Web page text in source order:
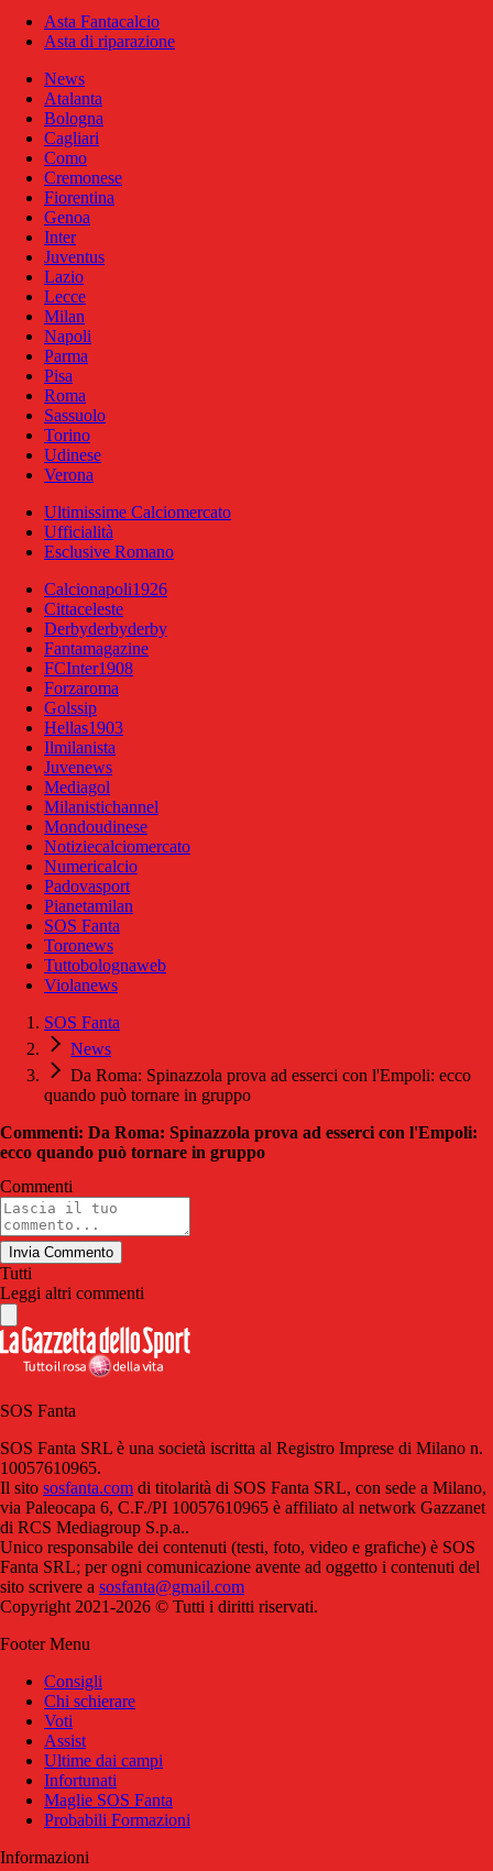
Asta Fantacalcio
Asta di riparazione
News
Atalanta
Bologna
Cagliari
Como
Cremonese
Fiorentina
Genoa
Inter
Juventus
Lazio
Lecce
Milan
Napoli
Parma
Pisa
Roma
Sassuolo
Torino
Udinese
Verona
Ultimissime Calciomercato
Ufficialità
Esclusive Romano
Calcionapoli1926
Cittaceleste
Derbyderbyderby
Fantamagazine
FCInter1908
Forzaroma
Golssip
Hellas1903
Ilmilanista
Juvenews
Mediagol
Milanistichannel
Mondoudinese
Notiziecalciomercato
Numericalcio
Padovasport
Pianetamilan
SOS Fanta
Toronews
Tuttobolognaweb
Violanews
SOS Fanta
News
Da Roma: Spinazzola prova ad esserci con l'Empoli: ecco
quando può tornare in gruppo
Commenti: Da Roma: Spinazzola prova ad esserci con l'Empoli:
ecco quando può tornare in gruppo
Commenti
Invia Commento
Tutti
Leggi altri commenti
SOS Fanta
SOS Fanta SRL è una società iscritta al Registro Imprese di Milano n.
10057610965.
Il sito sosfanta.com di titolarità di SOS Fanta SRL, con sede a Milano,
via Paleocapa 6, C.F./PI 10057610965 è affiliato al network Gazzanet
di RCS Mediagroup S.p.a..
Unico responsabile dei contenuti (testi, foto, video e grafiche) è SOS
Fanta SRL; per ogni comunicazione avente ad oggetto i contenuti del
sito scrivere a sosfanta@gmail.com
Copyright 2021-2026 © Tutti i diritti riservati.
Footer Menu
Consigli
Chi schierare
Voti
Assist
Ultime dai campi
Infortunati
Maglie SOS Fanta
Probabili Formazioni
Informazioni